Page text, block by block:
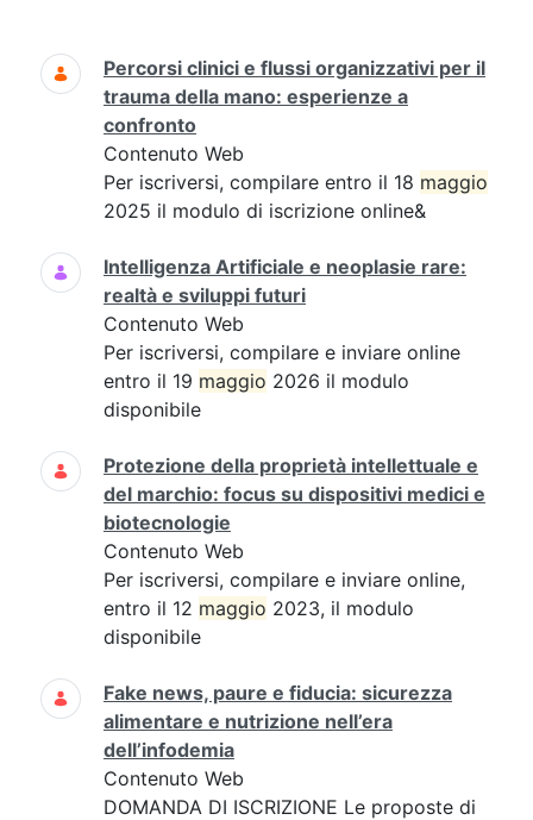
Ricerca
Percorsi clinici e flussi organizzativi per il
trauma della mano: esperienze a
confronto
Contenuto Web
Per iscriversi, compilare entro il 18 maggio
2025 il modulo di iscrizione online&
Intelligenza Artificiale e neoplasie rare:
realtà e sviluppi futuri
Contenuto Web
Per iscriversi, compilare e inviare online
entro il 19 maggio 2026 il modulo
disponibile
Protezione della proprietà intellettuale e
del marchio: focus su dispositivi medici e
biotecnologie
Contenuto Web
Per iscriversi, compilare e inviare online,
entro il 12 maggio 2023, il modulo
disponibile
Fake news, paure e fiducia: sicurezza
alimentare e nutrizione nell’era
dell’infodemia
Contenuto Web
DOMANDA DI ISCRIZIONE Le proposte di